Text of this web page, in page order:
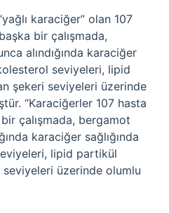
karaciğer” olan 107
bir çalışmada,
alındığında karaciğer
seviyeleri, lipid
şekeri seviyeleri üzerinde
“Karaciğerler 107 hasta
çalışmada, bergamot
karaciğer sağlığında
lipid partikül
üzerinde olumlu